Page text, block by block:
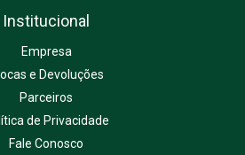
Institucional
Empresa
e Devoluções
Parceiros
de Privacidade
Fale Conosco